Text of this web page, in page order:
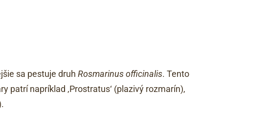
sa pestuje druh Rosmarinus officinalis. Tento
napríklad ‚Prostratus‘ (plazivý rozmarín),